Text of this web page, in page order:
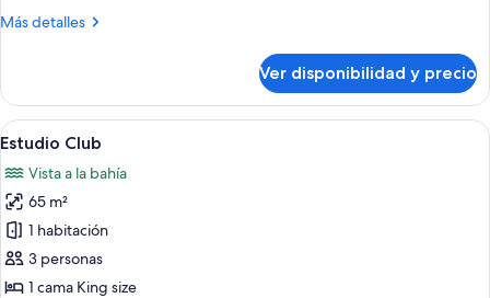
Bed,
Lounge
Access
Más detalles
Más
Suite,
King
City
View,
Lounge
Access
Ver disponibilidad y precio
Ver
todas
las
fotos
de
Estudio
Club
Un baño moderno con una bañera
5
Estudio Club
Vista a la bahía
65 m²
1 habitación
3 personas
1 cama King size